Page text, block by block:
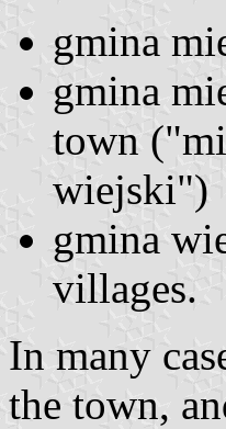
gmina
gmina
town
wiejski")
gmina
villages.
In many
the town,